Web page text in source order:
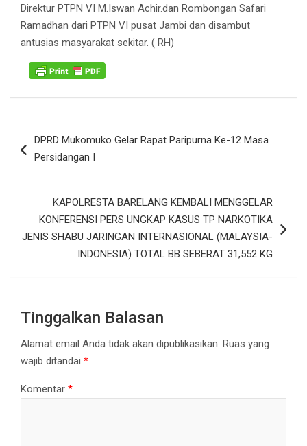
Direktur PTPN VI M.Iswan Achir.dan Rombongan Safari
Ramadhan dari PTPN VI pusat Jambi dan disambut
antusias masyarakat sekitar. ( RH)
posDPRD Mukomuko Gelar Rapat Paripurna Ke-12 Masa
Persidangan I
KAPOLRESTA BARELANG KEMBALI MENGGELAR
KONFERENSI PERS UNGKAP KASUS TP NARKOTIKA
JENIS SHABU JARINGAN INTERNASIONAL (MALAYSIA-
INDONESIA) TOTAL BB SEBERAT 31,552 KG
Tinggalkan Balasan
Alamat email Anda tidak akan dipublikasikan. Ruas yang
wajib ditandai *
Komentar *